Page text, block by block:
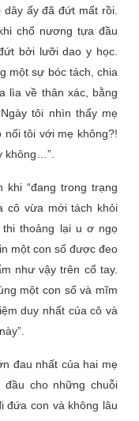
dây ấy đã đứt mất rồi.
chổ nương tựa đầu
bởi lưỡi dao y học.
một sự bóc tách, chia
lìa về thân xác, bằng
tôi nhìn thấy mẹ
nối tôi với mẹ không?!
không…”.
khi “đang trong trạng
cô vừa mới tách khỏi
thoảng lại u ơ ngọ
một con số được đeo
như vậy trên cổ tay.
một con số và mĩm
duy nhất của cô và
”.
đau nhất của hai mẹ
cho những chuỗi
đứa con và không lâu